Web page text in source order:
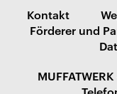
Kontakt
Förderer und